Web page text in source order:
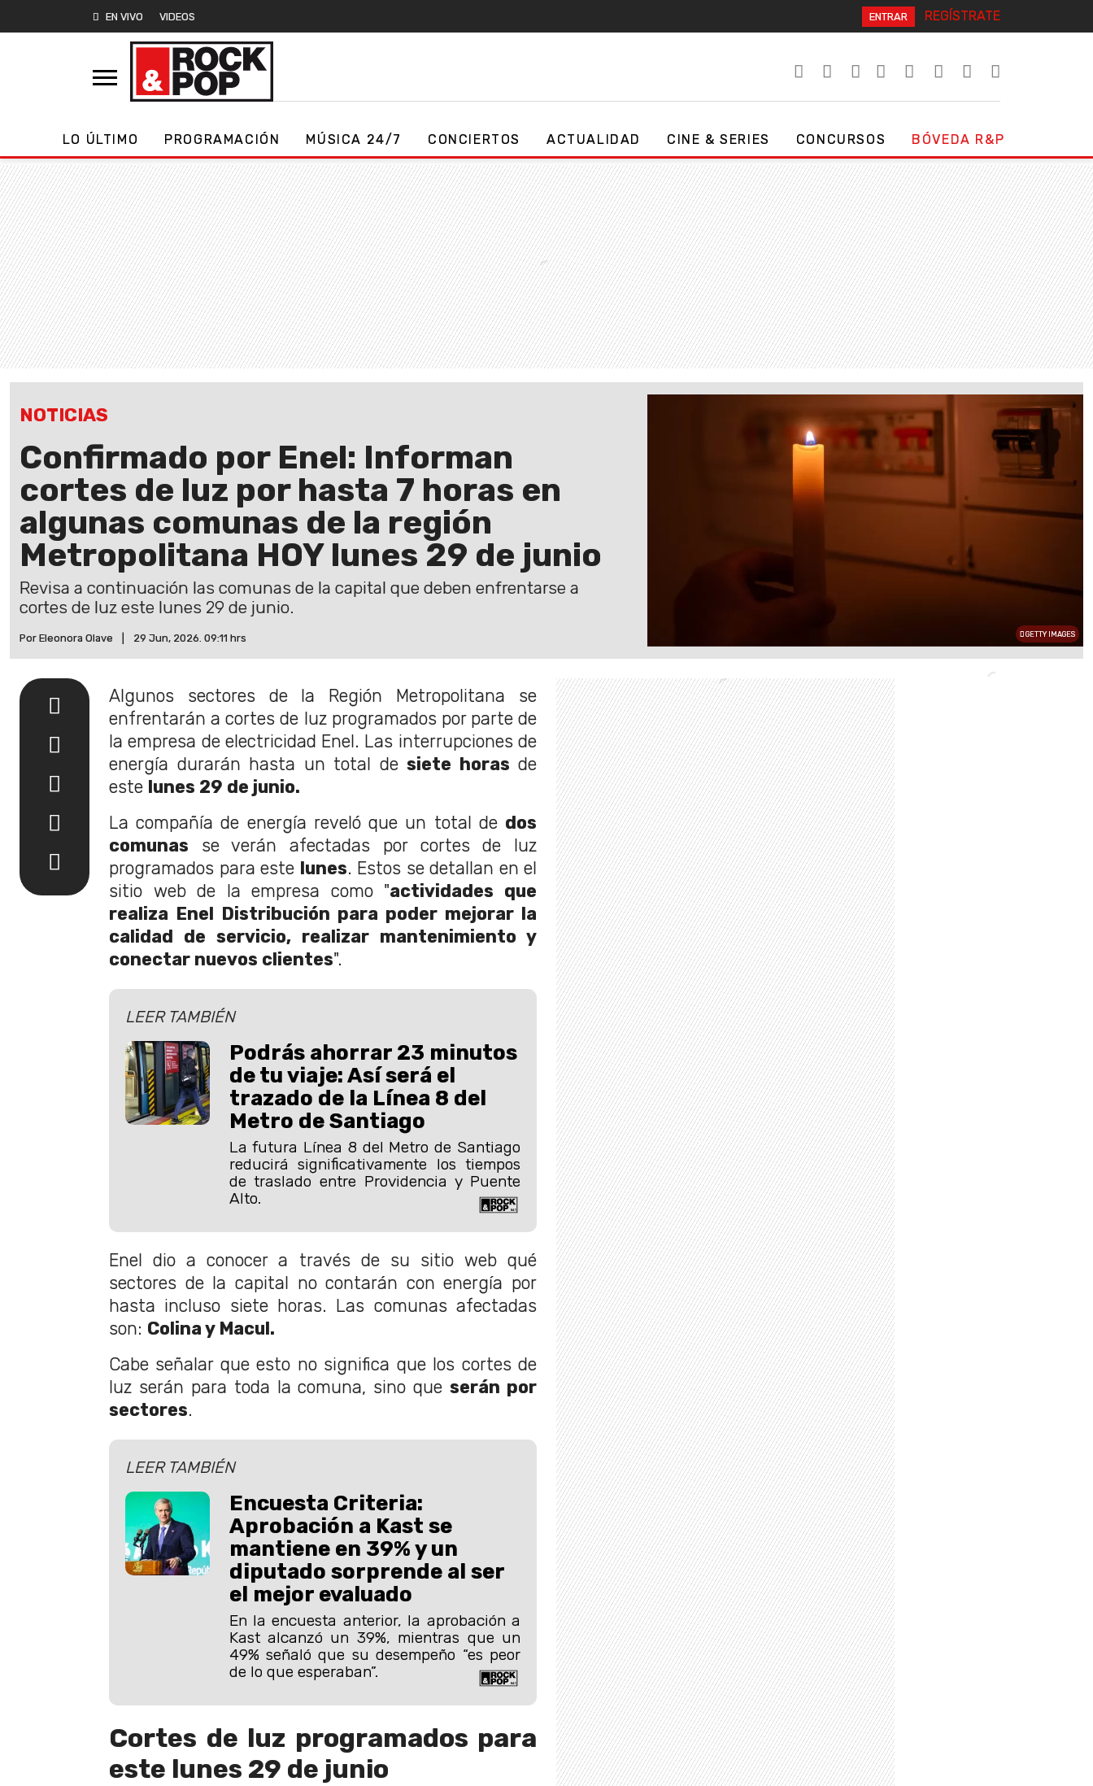
EN VIVO VIDEOS ENTRAR REGÍSTRATE
LO ÚLTIMO PROGRAMACIÓN MÚSICA 24/7 CONCIERTOS ACTUALIDAD CINE & SERIES CONCURSOS BÓVEDA R&P
NOTICIAS
Confirmado por Enel: Informan
cortes de luz por hasta 7 horas en
algunas comunas de la región
Metropolitana HOY lunes 29 de junio
Revisa a continuación las comunas de la capital que deben enfrentarse a
cortes de luz este lunes 29 de junio.
Por Eleonora Olave 29 Jun, 2026. 09:11 hrs GETTY IMAGES
Algunos sectores de la Región Metropolitana se
enfrentarán a cortes de luz programados por parte de
la empresa de electricidad Enel. Las interrupciones de
energía durarán hasta un total de siete horas de
este lunes 29 de junio.
La compañía de energía reveló que un total de dos
comunas se verán afectadas por cortes de luz
programados para este lunes. Estos se detallan en el
sitio web de la empresa como "actividades que
realiza Enel Distribución para poder mejorar la
calidad de servicio, realizar mantenimiento y
conectar nuevos clientes".
LEER TAMBIÉN
Podrás ahorrar 23 minutos
de tu viaje: Así será el
trazado de la Línea 8 del
Metro de Santiago
La futura Línea 8 del Metro de Santiago
reducirá significativamente los tiempos
de traslado entre Providencia y Puente
Alto.
Enel dio a conocer a través de su sitio web qué
sectores de la capital no contarán con energía por
hasta incluso siete horas. Las comunas afectadas
son: Colina y Macul.
Cabe señalar que esto no significa que los cortes de
luz serán para toda la comuna, sino queserán por
sectores.
LEER TAMBIÉN
Encuesta Criteria:
Aprobación a Kast se
mantiene en 39% y un
diputado sorprende al ser
el mejor evaluado
En la encuesta anterior, la aprobación a
Kast alcanzó un 39%, mientras que un
49% señaló que su desempeño “es peor
de lo que esperaban”.
Cortes de luz programados para
este lunes 29 de junio